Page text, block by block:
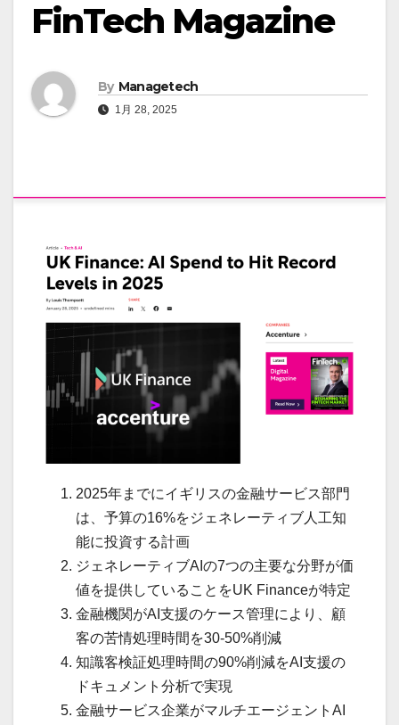
FinTech Magazine
By Managetech
1月 28, 2025
2025年までにイギリスの金融サービス部門
は、予算の16%をジェネレーティブ人工知
能に投資する計画
ジェネレーティブAIの7つの主要な分野が価
値を提供していることをUK Financeが特定
金融機関がAI支援のケース管理により、顧
客の苦情処理時間を30-50%削減
知識客検証処理時間の90%削減をAI支援の
ドキュメント分析で実現
金融サービス企業がマルチエージェントAI